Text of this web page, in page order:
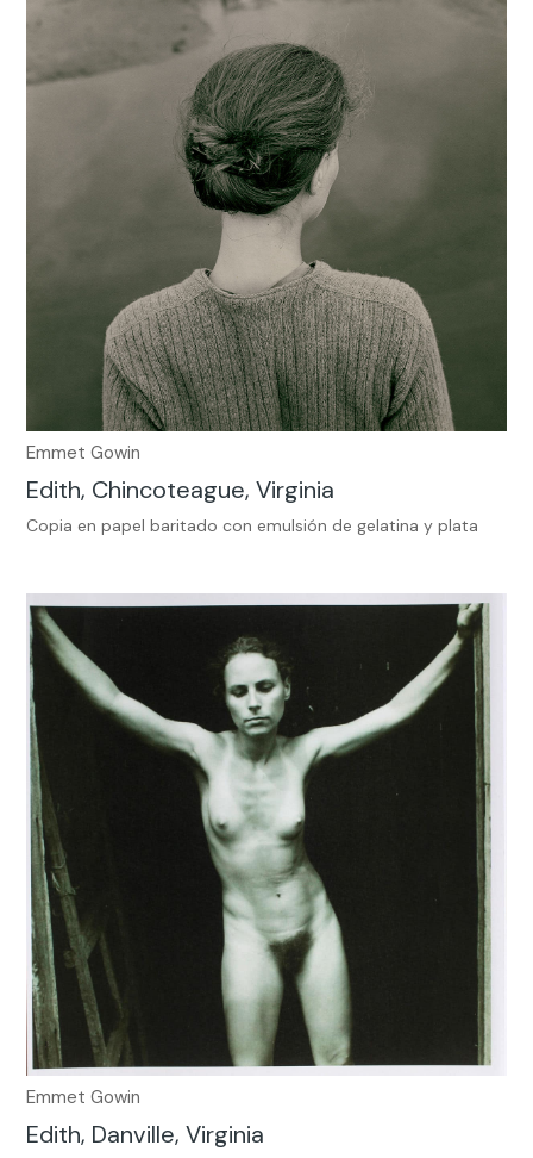
Emmet Gowin
Edith, Chincoteague, Virginia
Copia en papel baritado con emulsión de gelatina y plata
Emmet Gowin
Edith, Danville, Virginia